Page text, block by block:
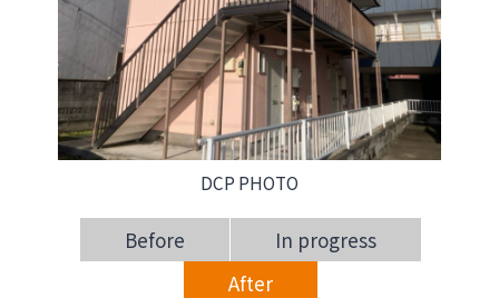
Before
In progress
After
DCP PHOTO